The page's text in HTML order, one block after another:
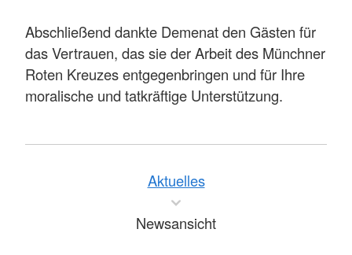
Abschließend dankte Demenat den Gästen für
das Vertrauen, das sie der Arbeit des Münchner
Roten Kreuzes entgegenbringen und für Ihre
moralische und tatkräftige Unterstützung.
Aktuelles
Newsansicht